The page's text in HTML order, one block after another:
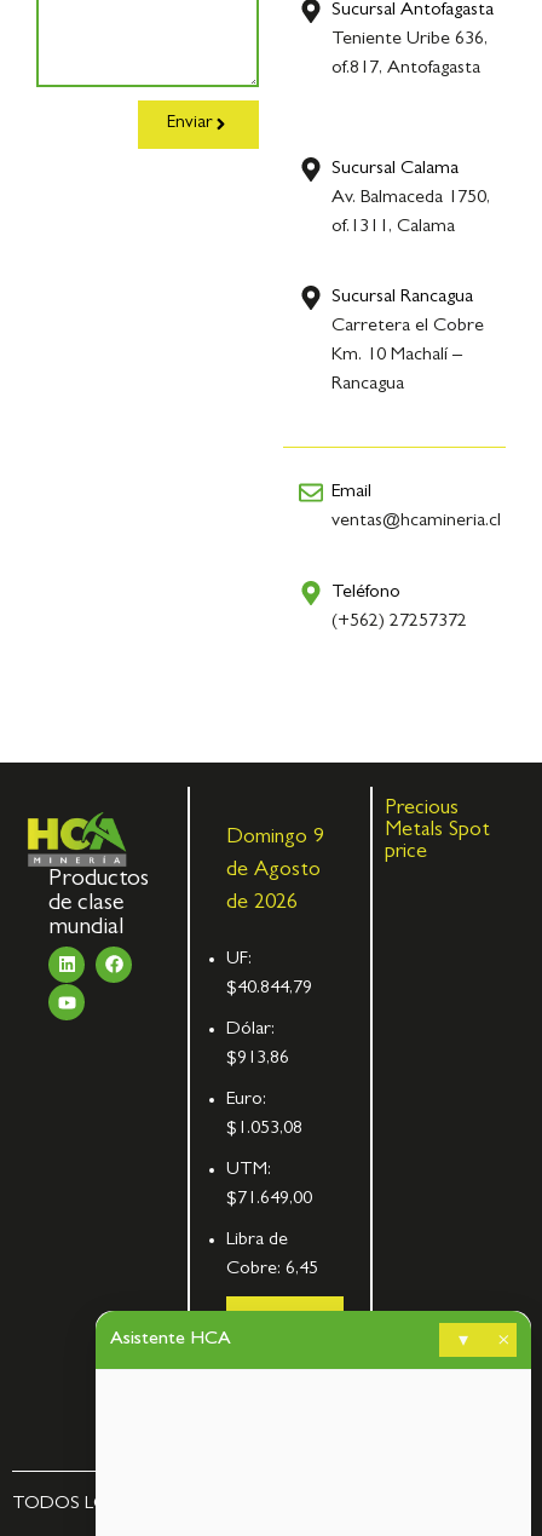
Asistente HCA ▾ ×
Enviar
Sucursal Antofagasta
Teniente Uribe 636,
of.817, Antofagasta
Sucursal Calama
Av. Balmaceda 1750,
of.1311, Calama
Sucursal Rancagua
Carretera el Cobre
Km. 10 Machalí –
Rancagua
Email
ventas@hcamineria.cl
Teléfono
(+562) 27257372
Productos
de clase
mundial
Domingo 9
de Agosto
de 2026
UF:
$40.844,79
Dólar:
$913,86
Euro:
$1.053,08
UTM:
$71.649,00
Libra de
Cobre: 6,45
Precious
Metals Spot
price
TODOS LOS DERECHOS RESERVADOS – BY